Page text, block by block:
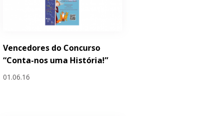
Vencedores do Concurso
“Conta-nos uma História!”
01.06.16